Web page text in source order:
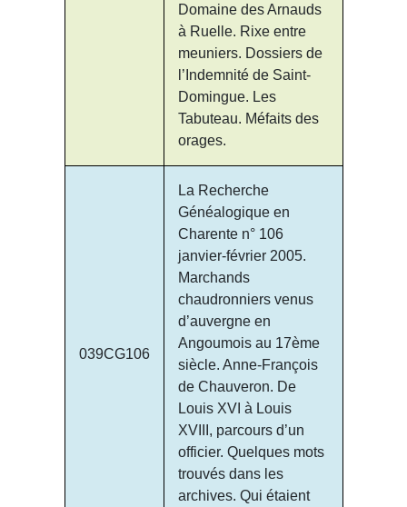
Domaine des Arnauds
à Ruelle. Rixe entre
meuniers. Dossiers de
l’Indemnité de Saint-
Domingue. Les
Tabuteau. Méfaits des
orages.
039CG106
La Recherche
Généalogique en
Charente n° 106
janvier-février 2005.
Marchands
chaudronniers venus
d’auvergne en
Angoumois au 17ème
siècle. Anne-François
de Chauveron. De
Louis XVI à Louis
XVIII, parcours d’un
officier. Quelques mots
trouvés dans les
archives. Qui étaient